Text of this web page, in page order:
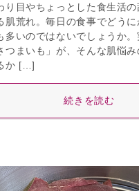
り目やちょっとした食生活
肌荒れ。毎日の食事でどう
多いのではないでしょうか
つまいも」が、そんな肌悩
か […]
続きを読む